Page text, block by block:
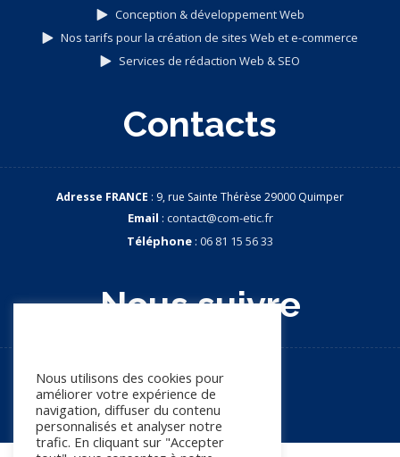
Conception & développement Web
Nos tarifs pour la création de sites Web et e-commerce
Services de rédaction Web & SEO
Contacts
Adresse FRANCE : 9, rue Sainte Thérèse 29000 Quimper
Email : contact@com-etic.fr
Téléphone : 06 81 15 56 33
Nous suivre
Nous utilisons des cookies pour
améliorer votre expérience de
navigation, diffuser du contenu
personnalisés et analyser notre
trafic. En cliquant sur "Accepter